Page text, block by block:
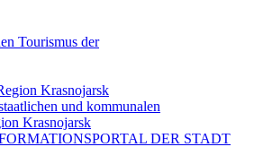
Tourismus der
Krasnojarsk
und kommunalen
Krasnojarsk
DER STADT